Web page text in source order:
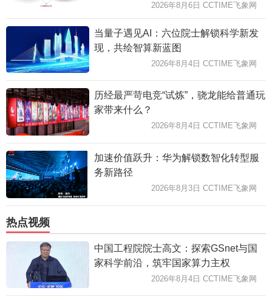
2026年8月6日 CCTIME飞象网
当量子遇见AI：六位院士解锁科学新发
现，共绘智算新蓝图
2026年8月4日 CCTIME飞象网
历经最严苛电竞“试炼”，骁龙能给普通玩
家带来什么？
2026年8月4日 CCTIME飞象网
加速价值跃升：华为解锁数智化转型服
务新路径
2026年8月3日 CCTIME飞象网
热点视频
中国工程院院士高文：探索GSnet与国
家科学前沿，筑牢国家算力主权
2026年8月4日 CCTIME飞象网